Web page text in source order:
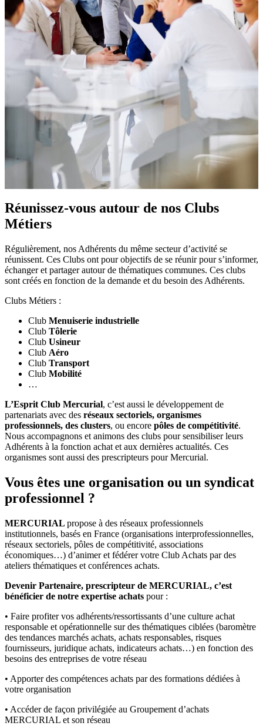
Réunissez-vous autour de nos Clubs
Métiers
Régulièrement, nos Adhérents du même secteur d’activité se
réunissent. Ces Clubs ont pour objectifs de se réunir pour s’informer,
échanger et partager autour de thématiques communes. Ces clubs
sont créés en fonction de la demande et du besoin des Adhérents.
Clubs Métiers :
Club Menuiserie industrielle
Club Tôlerie
Club Usineur
Club Aéro
Club Transport
Club Mobilité
…
L’Esprit Club Mercurial, c’est aussi le développement de
partenariats avec des réseaux sectoriels, organismes
professionnels, des clusters, ou encore pôles de compétitivité.
Nous accompagnons et animons des clubs pour sensibiliser leurs
Adhérents à la fonction achat et aux dernières actualités. Ces
organismes sont aussi des prescripteurs pour Mercurial.
Vous êtes une organisation ou un syndicat
professionnel ?
MERCURIAL propose à des réseaux professionnels
institutionnels, basés en France (organisations interprofessionnelles,
réseaux sectoriels, pôles de compétitivité, associations
économiques…) d’animer et fédérer votre Club Achats par des
ateliers thématiques et conférences achats.
Devenir Partenaire, prescripteur de MERCURIAL, c’est
bénéficier de notre expertise achats pour :
• Faire profiter vos adhérents/ressortissants d’une culture achat
responsable et opérationnelle sur des thématiques ciblées (baromètre
des tendances marchés achats, achats responsables, risques
fournisseurs, juridique achats, indicateurs achats…) en fonction des
besoins des entreprises de votre réseau
• Apporter des compétences achats par des formations dédiées à
votre organisation
• Accéder de façon privilégiée au Groupement d’achats
MERCURIAL et son réseau